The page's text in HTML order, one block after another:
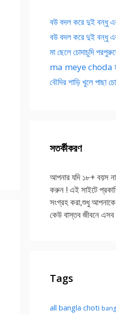
বউ বদল করে দুই বন্ধু
বউ বদল করে দুই বন্ধু
মা ছেলে চোদাচুদি
ma meye choda মা
বৌদির শাড়ি খুলে পাছা
সতর্কীকরণ
আপনার যদি ১৮+ বয়স
করুন ! এই সাইটে
সংগ্রহ করা,শুধু আপনাকে
কেউ বাস্তব জীবনে এসব
Tags
all bangla choti